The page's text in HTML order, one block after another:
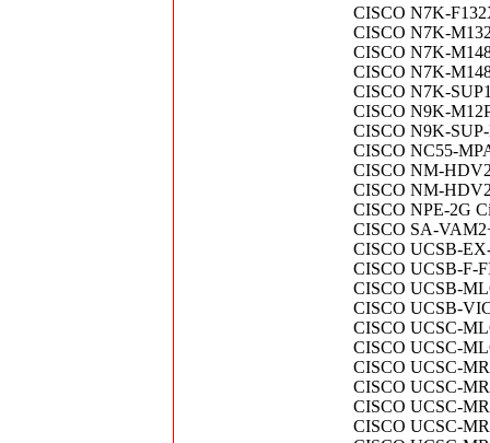
CISCO N7K-
CISCO N7K-
CISCO N7K-
CISCO N7K-
CISCO N7K-
CISCO N9K-
CISCO N9K-
CISCO NC55-
CISCO NM-
CISCO NM-
CISCO NPE-2G
CISCO SA-
CISCO UCSB-
CISCO UCSB-F-
CISCO UCSB-
CISCO UCSB-
CISCO UCSC-
CISCO UCSC-
CISCO UCSC-
CISCO UCSC-
CISCO UCSC-
CISCO UCSC-